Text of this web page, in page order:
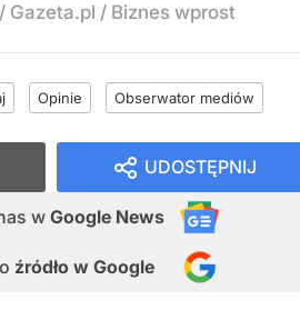
Gazeta.pl / Biznes wprost
Opinie Obserwator mediów
UDOSTĘPNIJ
w Google News
źródło w Google